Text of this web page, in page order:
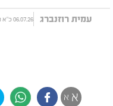
עמית רוזנברג 06.07.26 כ"א תמוז התשפ"ו
א א